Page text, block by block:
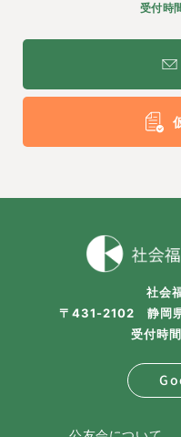
受付時
社会
〒431-2102 静岡
受付時